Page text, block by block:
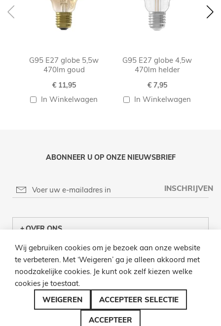
G95 E27 globe 5,5w
470lm goud
€ 11,95
In Winkelwagen
G95 E27 globe 4,5w
470lm helder
€ 7,95
In Winkelwagen
ABONNEER U OP ONZE NIEUWSBRIEF
INSCHRIJVEN
OVER ONS
KLANTENCENTRUM
INFO
BEL ONS
Wij gebruiken cookies om je bezoek aan onze website
te verbeteren. Met ‘Weigeren’ ga je alleen akkoord met
noodzakelijke cookies. Je kunt ook zelf kiezen welke
cookies je toestaat.
WEIGEREN
ACCEPTEER SELECTIE
ACCEPTEER